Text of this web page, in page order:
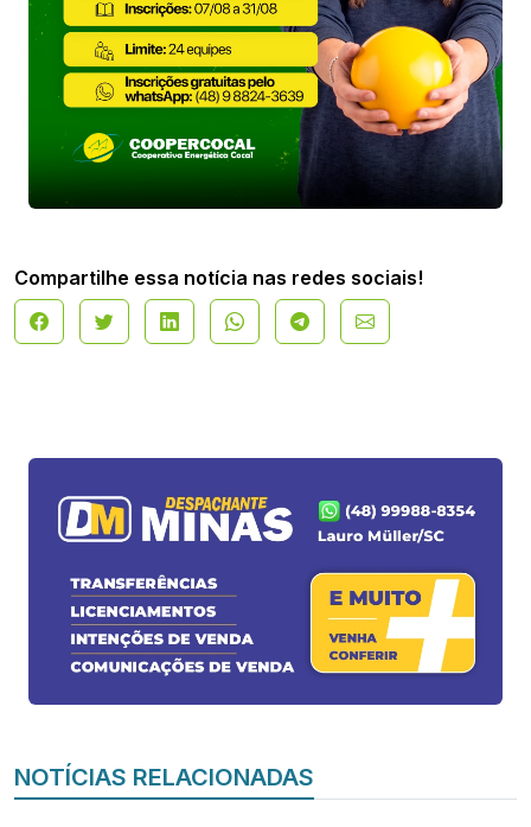
Compartilhe essa notícia nas redes sociais!
NOTÍCIAS RELACIONADAS